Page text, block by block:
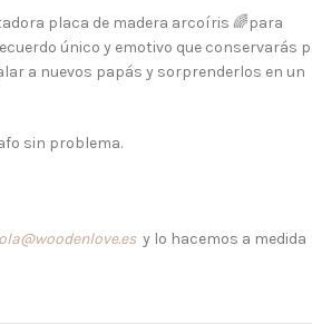
placa de madera arcoíris 🌈para
único y emotivo que conservarás
a nuevos papás y sorprenderlos en un
sin problema.
y lo hacemos a medida